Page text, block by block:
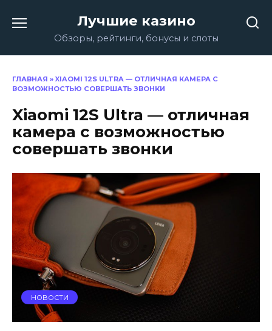
содержанию
Лучшие казино
Обзоры, рейтинги, бонусы и слоты
ГЛАВНАЯ » XIAOMI 12S ULTRA — ОТЛИЧНАЯ КАМЕРА С
ВОЗМОЖНОСТЬЮ СОВЕРШАТЬ ЗВОНКИ
Xiaomi 12S Ultra — отличная
камера с возможностью
совершать звонки
НОВОСТИ